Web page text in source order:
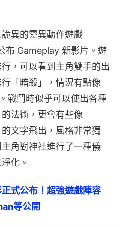
異的靈異動作遊戲
布 Gameplay 新影片。遊
，可以看到主角雙手的出
「暗殺」，情況有點像
戰鬥時似乎可以使出各種
法術，更會有些像
的文字飛出，風格非常獨
角對神社進行了一種儀
化。
式公布！超強遊戲陣容
等公開